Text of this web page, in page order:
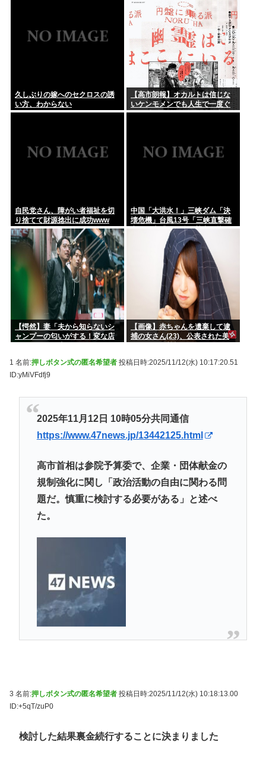
久しぶりの嫁へのセクロスの誘
い方、わからない
【高市朗報】オカルトは信じな
いケンモメンでも人生で一度ぐ
らい"超自然的な体験"した事あ
自民党さん、障がい者福祉を切
り捨てて財源捻出に成功www
中国「大洪水！」三峡ダム「決
壊危機」台風13号「三峡直撃確
定」日本「最も強い勢力で接
近！（伊勢湾台風級」台風13号
と15号「中国本土でぶつかり合
う（前代未聞」→
【愕然】妻「夫から知らないシ
ャンプーの匂いがする！変な店
ｗｗ
【画像】赤ちゃんを遺棄して逮
捕の女さん(23)、公表された美
1 名前:押しボタン式の匿名希望者 投稿日時:2025/11/12(水) 10:17:20.51
ID:yMiVFdfj9
2025年11月12日 10時05分共同通信
https://www.47news.jp/13442125.html
高市首相は参院予算委で、企業・団体献金の
規制強化に関し「政治活動の自由に関わる問
題だ。慎重に検討する必要がある」と述べ
た。
3 名前:押しボタン式の匿名希望者 投稿日時:2025/11/12(水) 10:18:13.00
ID:+5qT/zuP0
検討した結果裏金続行することに決まりました